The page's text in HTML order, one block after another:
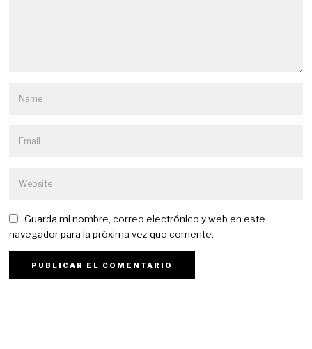
Guarda mi nombre, correo electrónico y web en este
navegador para la próxima vez que comente.